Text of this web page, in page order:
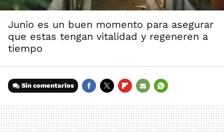
Junio es un buen momento para asegurar
que estas tengan vitalidad y regeneren a
tiempo
Sin comentarios
MAIL